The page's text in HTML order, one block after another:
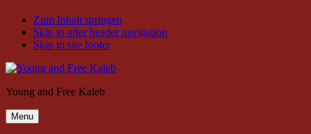
Zum Inhalt springen
Skip to after header navigation
Skip to site footer
Young and Free Kaleb
Menu